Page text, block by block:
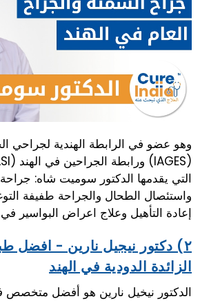
وهو عضو في الرابطة الهندية لجراحي
التي يقدمها الدكتور سوميت شاه: جراحة
واستئصال الطحال والجراحة طفيفة
إعادة التأهيل وعلاج اعراض البواسير في
٢) دكتور نيجيل نارين - افضل
الزائدة الدودية في الهند
الدكتور نيخيل نارين هو أفضل